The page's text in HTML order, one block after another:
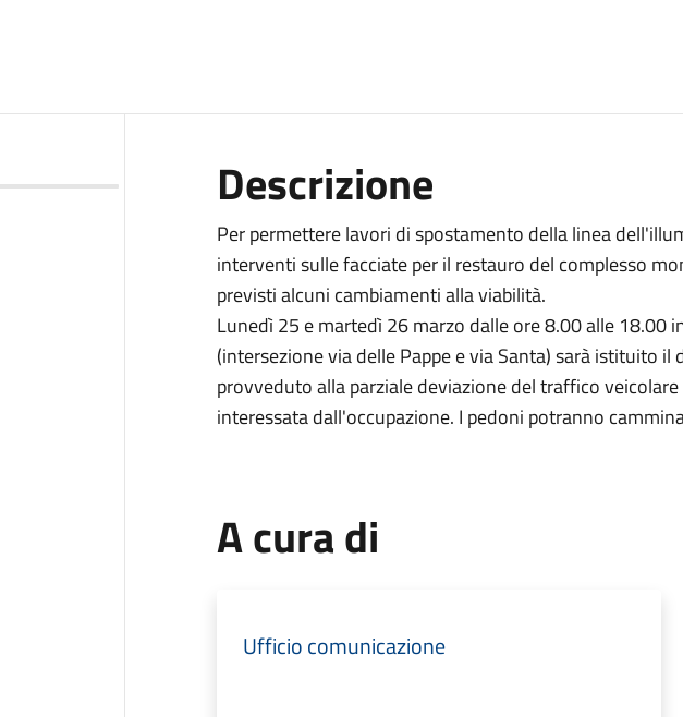
Descrizione
Per permettere lavori di spostamento della linea
interventi sulle facciate per il restauro del complesso
previsti alcuni cambiamenti alla viabilità.
Lunedì 25 e martedì 26 marzo dalle ore 8.00 alle 18.00
(intersezione via delle Pappe e via Santa) sarà istituito
provveduto alla parziale deviazione del traffico
interessata dall'occupazione. I pedoni potranno
A cura di
Ufficio comunicazione